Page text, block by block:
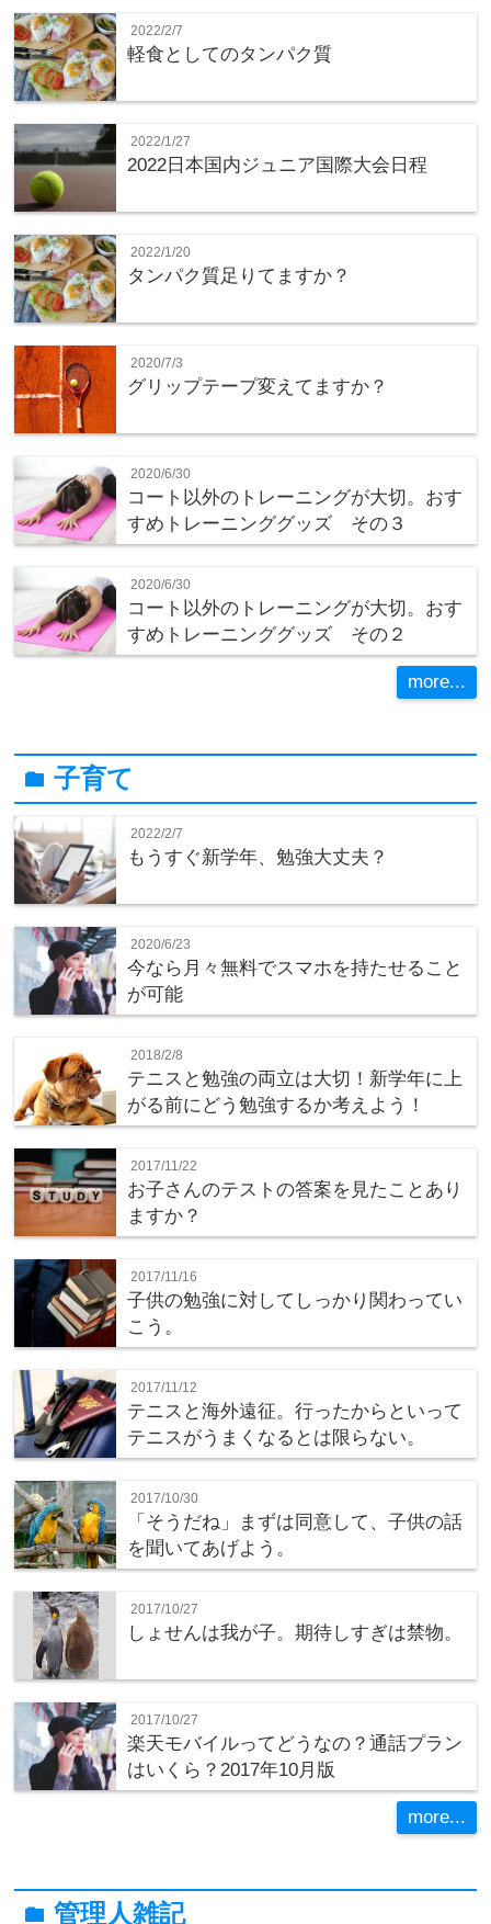
2022/2/7
軽食としてのタンパク質
2022/1/27
2022日本国内ジュニア国際大会日程
2022/1/20
タンパク質足りてますか？
2020/7/3
グリップテープ変えてますか？
2020/6/30
コート以外のトレーニングが大切。おす
すめトレーニンググッズ その３
2020/6/30
コート以外のトレーニングが大切。おす
すめトレーニンググッズ その２
more...
folder子育て
2022/2/7
もうすぐ新学年、勉強大丈夫？
2020/6/23
今なら月々無料でスマホを持たせること
が可能
2018/2/8
テニスと勉強の両立は大切！新学年に上
がる前にどう勉強するか考えよう！
2017/11/22
お子さんのテストの答案を見たことあり
ますか？
2017/11/16
子供の勉強に対してしっかり関わってい
こう。
2017/11/12
テニスと海外遠征。行ったからといって
テニスがうまくなるとは限らない。
2017/10/30
「そうだね」まずは同意して、子供の話
を聞いてあげよう。
2017/10/27
しょせんは我が子。期待しすぎは禁物。
2017/10/27
楽天モバイルってどうなの？通話プラン
はいくら？2017年10月版
more...
folder管理人雑記